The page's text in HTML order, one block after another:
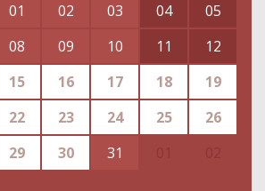
01 02 03 04
05
08 09 10 11
12
15 16 17 18
19
22 23 24 25
26
29 30 31